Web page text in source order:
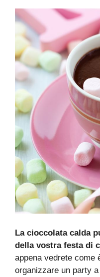
La cioccolata calda
della vostra festa di
appena vedrete come
organizzare un party